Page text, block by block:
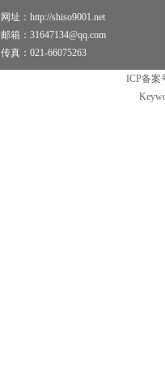
网址：http://shiso9001.net
邮箱：31647134@qq.com
传真：021-66075263
ICP备案